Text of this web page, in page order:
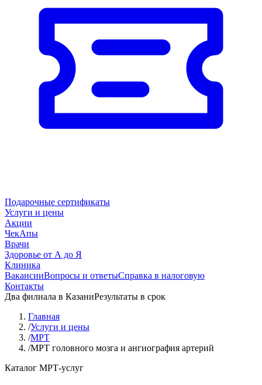
Подарочные сертификаты
Услуги и цены
Акции
ЧекАпы
Врачи
Здоровье от А до Я
Клиника
ВакансииВопросы и ответыСправка в налоговую
Контакты
Два филиала в КазаниРезультаты в срок
Главная
/Услуги и цены
/МРТ
/МРТ головного мозга и ангиография артерий
Каталог МРТ-услуг